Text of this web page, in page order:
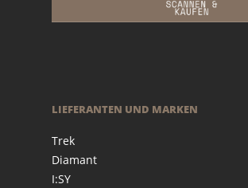
LIEFERANTEN UND MARKEN
Trek
Diamant
I:SY